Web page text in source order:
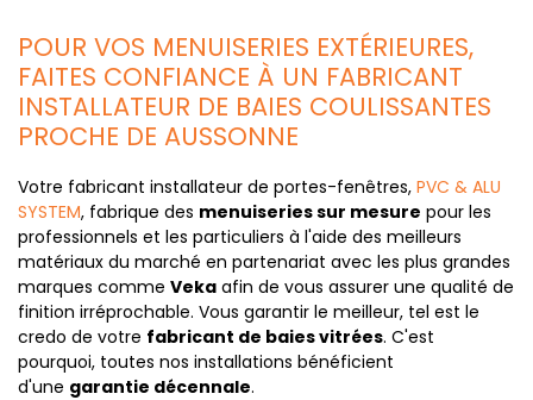
POUR VOS MENUISERIES EXTÉRIEURES,
FAITES CONFIANCE À UN FABRICANT
INSTALLATEUR DE BAIES COULISSANTES
PROCHE DE AUSSONNE
Votre fabricant installateur de portes-fenêtres, PVC & ALU
SYSTEM, fabrique des menuiseries sur mesure pour les
professionnels et les particuliers à l'aide des meilleurs
matériaux du marché en partenariat avec les plus grandes
marques comme Veka afin de vous assurer une qualité de
finition irréprochable. Vous garantir le meilleur, tel est le
credo de votre fabricant de baies vitrées. C'est
pourquoi, toutes nos installations bénéficient
d'une garantie décennale.